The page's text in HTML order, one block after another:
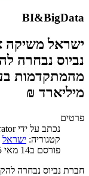
BI&BigData
ישראל משיקה
מהמתקדמות
מיליארד ₪
פרטים
נכתב על ידי
קטגוריה: ישראל
פורסם ב14 מאי 2025
חברת נביוס נבחרה